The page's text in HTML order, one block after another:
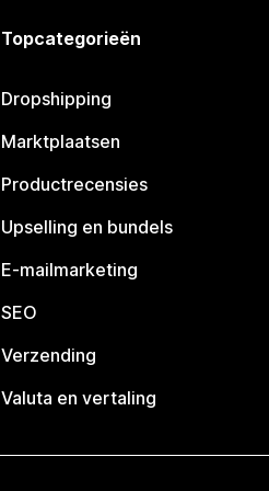
Topcategorieën
Dropshipping
Marktplaatsen
Productrecensies
Upselling en bundels
E-mailmarketing
SEO
Verzending
Valuta en vertaling